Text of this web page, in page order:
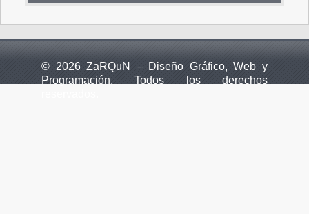
© 2026 ZaRQuN – Diseño Gráfico, Web y
Programación. Todos los derechos